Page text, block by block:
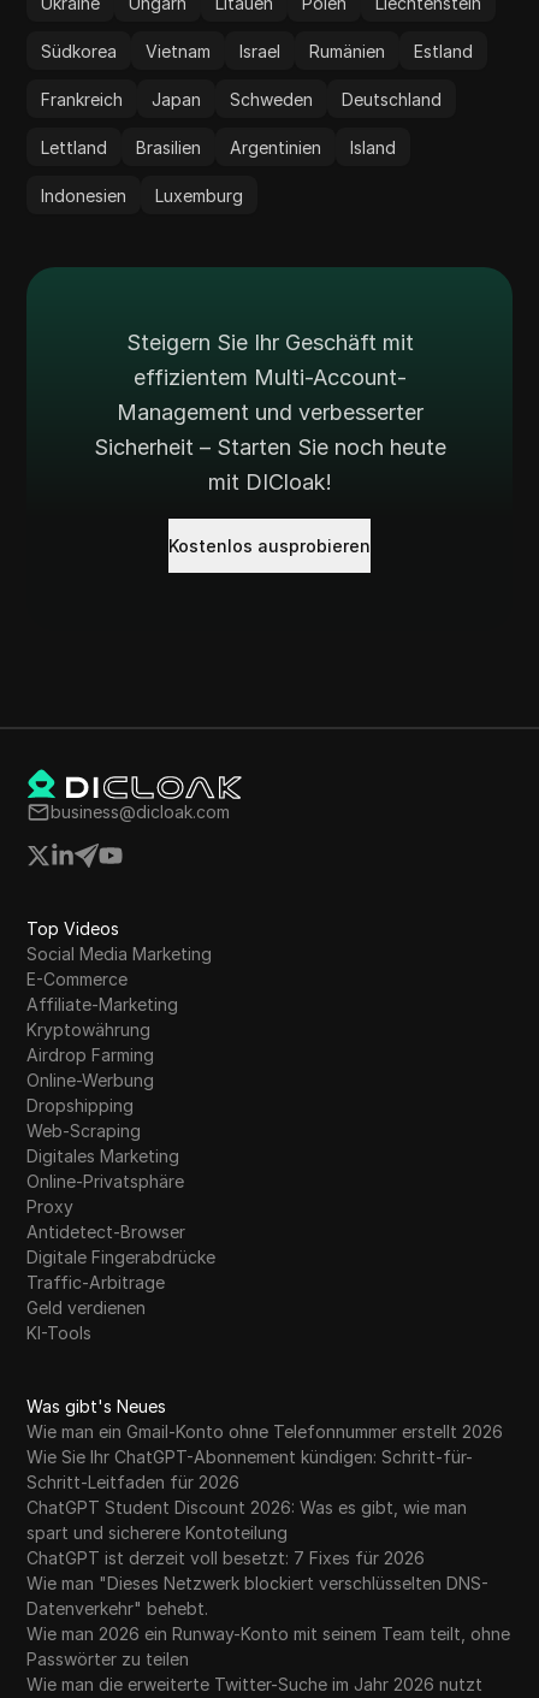
Südkorea Vietnam Israel Rumänien Estland
Frankreich Japan Schweden Deutschland
Lettland Brasilien Argentinien Island
Indonesien Luxemburg
Steigern Sie Ihr Geschäft mit
effizientem Multi-Account-
Management und verbesserter
Sicherheit – Starten Sie noch heute
mit DICloak!
Kostenlos ausprobieren
business@dicloak.com
Top Videos
Social Media Marketing
E-Commerce
Affiliate-Marketing
Kryptowährung
Airdrop Farming
Online-Werbung
Dropshipping
Web-Scraping
Digitales Marketing
Online-Privatsphäre
Proxy
Antidetect-Browser
Digitale Fingerabdrücke
Traffic-Arbitrage
Geld verdienen
KI-Tools
Was gibt's Neues
Wie man ein Gmail-Konto ohne Telefonnummer erstellt 2026
Wie Sie Ihr ChatGPT-Abonnement kündigen: Schritt-für-
Schritt-Leitfaden für 2026
ChatGPT Student Discount 2026: Was es gibt, wie man
spart und sicherere Kontoteilung
ChatGPT ist derzeit voll besetzt: 7 Fixes für 2026
Wie man "Dieses Netzwerk blockiert verschlüsselten DNS-
Datenverkehr" behebt.
Wie man 2026 ein Runway-Konto mit seinem Team teilt, ohne
Passwörter zu teilen
Wie man die erweiterte Twitter-Suche im Jahr 2026 nutzt